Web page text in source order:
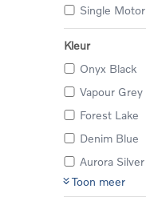
Single Motor
Kleur
Onyx Black
Vapour Grey
Forest Lake
Denim Blue
Aurora Silver
Toon meer